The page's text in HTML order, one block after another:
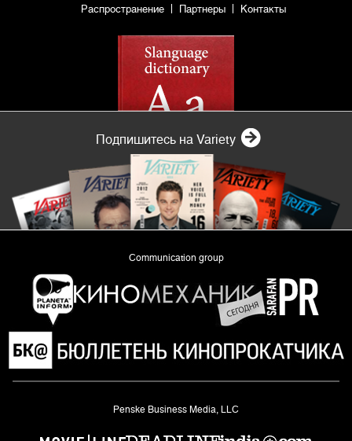
Распространение Партнеры Контакты
Подпишитесь на Variety
Communication group
«Planeta Inform»
Penske Business Media, LLC